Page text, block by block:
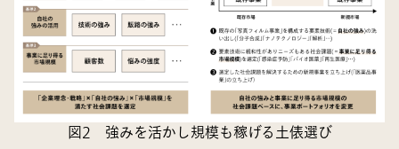
図2 強みを活かし規模も稼げる土俵選び